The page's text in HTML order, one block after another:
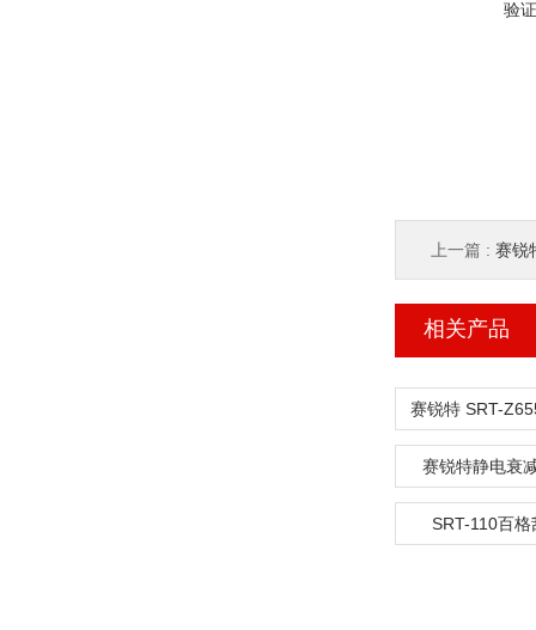
验
上一篇 : 赛锐
相关产品
赛锐特静电衰
SRT-110百